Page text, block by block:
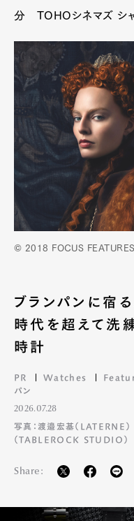
分 TOHOシネマズ シャ
© 2018 FOCUS
ブランパンに宿る
時代を超えて洗
時計
PR Watches
パン
2026.07.28
写真：渡邉宏基（LATERNE）
（TABLEROCK STUDIO）
Share: